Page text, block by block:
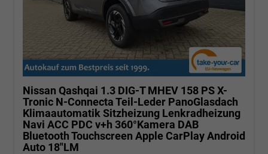
Nissan Qashqai 1.3 DIG-T MHEV 158 PS X-
Tronic N-Connecta Teil-Leder PanoGlasdach
Klimaautomatik Sitzheizung Lenkradheizung
Navi ACC PDC v+h 360°Kamera DAB
Bluetooth Touchscreen Apple CarPlay Android
Auto 18"LM